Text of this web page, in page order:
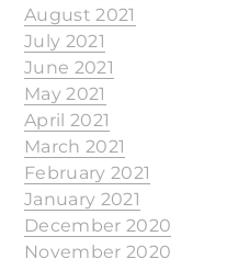
August 2021
July 2021
June 2021
May 2021
April 2021
March 2021
February 2021
January 2021
December 2020
November 2020